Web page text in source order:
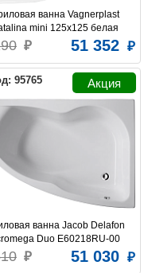
ванна Vagnerplast
mini 125x125 белая
51 352
95765
ванна Jacob Delafon
Duo E60218RU-00
150x100 R51 030